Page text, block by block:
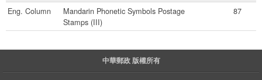
Eng. Column
Mandarin Phonetic Symbols Postage
Stamps (III)
87
中華郵政 版權所有